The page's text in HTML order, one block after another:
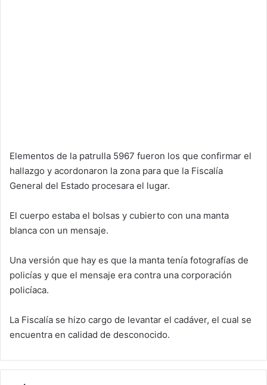
Elementos de la patrulla 5967 fueron los que confirmar el
hallazgo y acordonaron la zona para que la Fiscalía
General del Estado procesara el lugar.
El cuerpo estaba el bolsas y cubierto con una manta
blanca con un mensaje.
Una versión que hay es que la manta tenía fotografías de
policías y que el mensaje era contra una corporación
policíaca.
La Fiscalía se hizo cargo de levantar el cadáver, el cual se
encuentra en calidad de desconocido.